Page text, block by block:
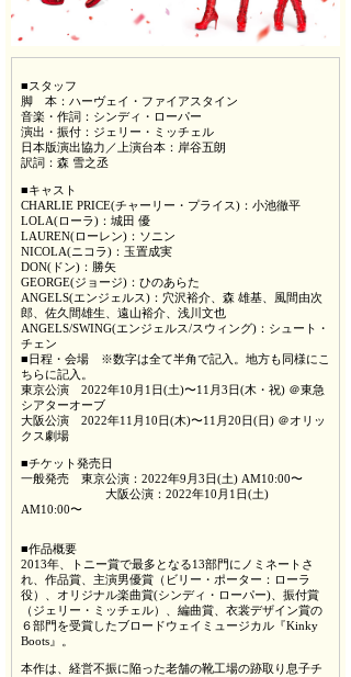
■スタッフ
脚 本：ハーヴェイ・ファイアスタイン
音楽・作詞：シンディ・ローパー
演出・振付：ジェリー・ミッチェル
日本版演出協力／上演台本：岸谷五朗
訳詞：森 雪之丞
■キャスト
CHARLIE PRICE(チャーリー・プライス)：小池徹平
LOLA(ローラ)：城田 優
LAUREN(ローレン)：ソニン
NICOLA(ニコラ)：玉置成実
DON(ドン)：勝矢
GEORGE(ジョージ)：ひのあらた
ANGELS(エンジェルス)：穴沢裕介、森 雄基、風間由次
郎、佐久間雄生、遠山裕介、浅川文也
ANGELS/SWING(エンジェルス/スウィング)：シュート・
チェン
■日程・会場 ※数字は全て半角で記入。地方も同様にこ
ちらに記入。
東京公演 2022年10月1日(土)〜11月3日(木・祝) ＠東急
シアターオーブ
大阪公演 2022年11月10日(木)〜11月20日(日) ＠オリッ
クス劇場
■チケット発売日
一般発売 東京公演：2022年9月3日(土) AM10:00〜
大阪公演：2022年10月1日(土)
AM10:00〜
■作品概要
2013年、トニー賞で最多となる13部門にノミネートさ
れ、作品賞、主演男優賞（ビリー・ポーター：ローラ
役）、オリジナル楽曲賞(シンディ・ローパー)、振付賞
（ジェリー・ミッチェル）、編曲賞、衣裳デザイン賞の
６部門を受賞したブロードウェイミュージカル『Kinky
Boots』。
本作は、経営不振に陥った老舗の靴工場の跡取り息子チ